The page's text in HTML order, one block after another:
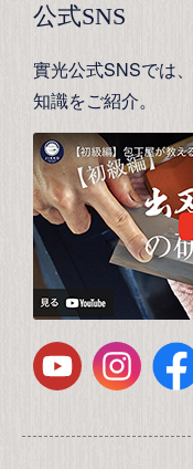
公式SNS
實光公式SNSでは
知識をご紹介。